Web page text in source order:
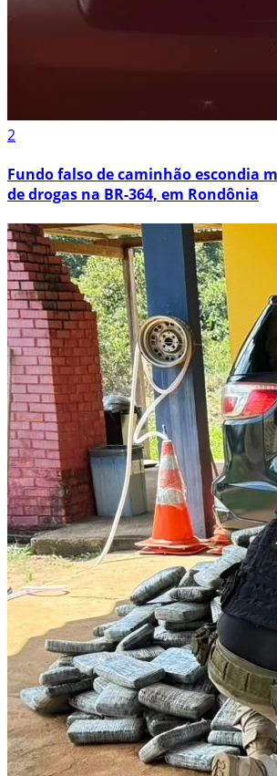
2
Fundo falso de caminhão escondia
de drogas na BR-364, em Rondônia